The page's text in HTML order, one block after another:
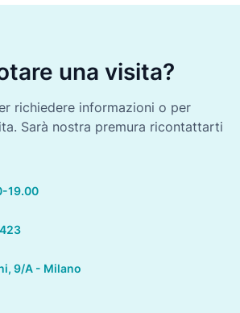
una visita?
richiedere informazioni o per
Sarà nostra premura ricontattarti
19.00
9/A - Milano